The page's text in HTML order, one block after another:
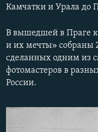
НАГОРНЫЙ КАРАБАХ
КУЛЬТУРА
СПОРТ
АРХИВ
English
Русский
Камчатки и Урала до
В вышедшей в Праге
и их мечты» собраны
сделанных одним из
фотомастеров в
России.